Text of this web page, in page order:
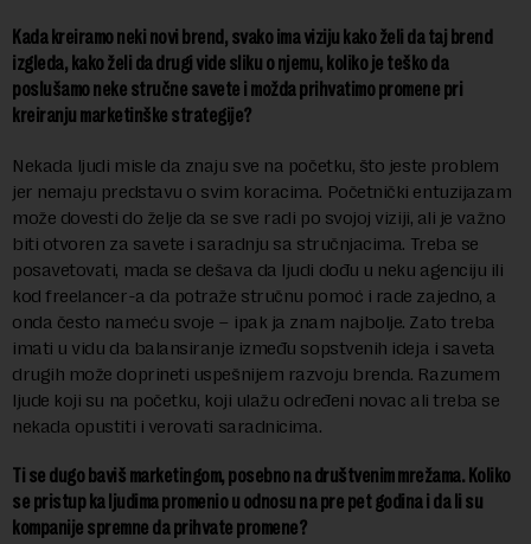
Kada kreiramo neki novi brend, svako ima viziju kako želi da taj brend
izgleda, kako želi da drugi vide sliku o njemu, koliko je teško da
poslušamo neke stručne savete i možda prihvatimo promene pri
kreiranju marketinške strategije?
Nekada ljudi misle da znaju sve na početku, što jeste problem
jer nemaju predstavu o svim koracima. Početnički entuzijazam
može dovesti do želje da se sve radi po svojoj viziji, ali je važno
biti otvoren za savete i saradnju sa stručnjacima. Treba se
posavetovati, mada se dešava da ljudi dođu u neku agenciju ili
kod freelancer-a da potraže stručnu pomoć i rade zajedno, a
onda često nameću svoje – ipak ja znam najbolje. Zato treba
imati u vidu da balansiranje između sopstvenih ideja i saveta
drugih može doprineti uspešnijem razvoju brenda. Razumem
ljude koji su na početku, koji ulažu određeni novac ali treba se
nekada opustiti i verovati saradnicima.
Ti se dugo baviš marketingom, posebno na društvenim mrežama. Koliko
se pristup ka ljudima promenio u odnosu na pre pet godina i da li su
kompanije spremne da prihvate promene?